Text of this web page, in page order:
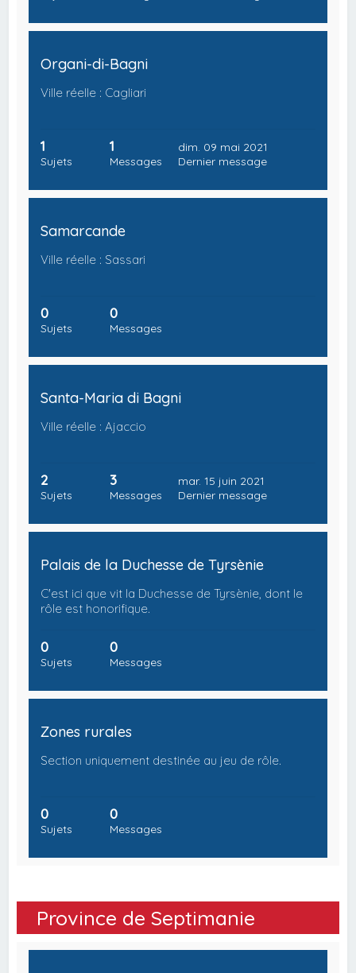
Organi-di-Bagni
Ville réelle : Cagliari
1
Sujets
1
Messages
dim. 09 mai 2021
Dernier message
Samarcande
Ville réelle : Sassari
0
Sujets
0
Messages
Santa-Maria di Bagni
Ville réelle : Ajaccio
2
Sujets
3
Messages
mar. 15 juin 2021
Dernier message
Palais de la Duchesse de Tyrsènie
C'est ici que vit la Duchesse de Tyrsènie, dont le
rôle est honorifique.
0
Sujets
0
Messages
Zones rurales
Section uniquement destinée au jeu de rôle.
0
Sujets
0
Messages
Province de Septimanie